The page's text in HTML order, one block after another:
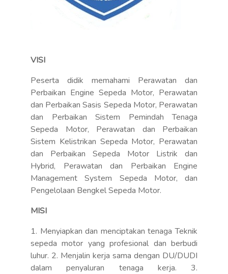
VISI
Peserta didik memahami Perawatan dan
Perbaikan Engine Sepeda Motor, Perawatan
dan Perbaikan Sasis Sepeda Motor, Perawatan
dan Perbaikan Sistem Pemindah Tenaga
Sepeda Motor, Perawatan dan Perbaikan
Sistem Kelistrikan Sepeda Motor, Perawatan
dan Perbaikan Sepeda Motor Listrik dan
Hybrid, Perawatan dan Perbaikan Engine
Management System Sepeda Motor, dan
Pengelolaan Bengkel Sepeda Motor.
MISI
1. Menyiapkan dan menciptakan tenaga Teknik
sepeda motor yang profesional dan berbudi
luhur. 2. Menjalin kerja sama dengan DU/DUDI
dalam penyaluran tenaga kerja. 3.